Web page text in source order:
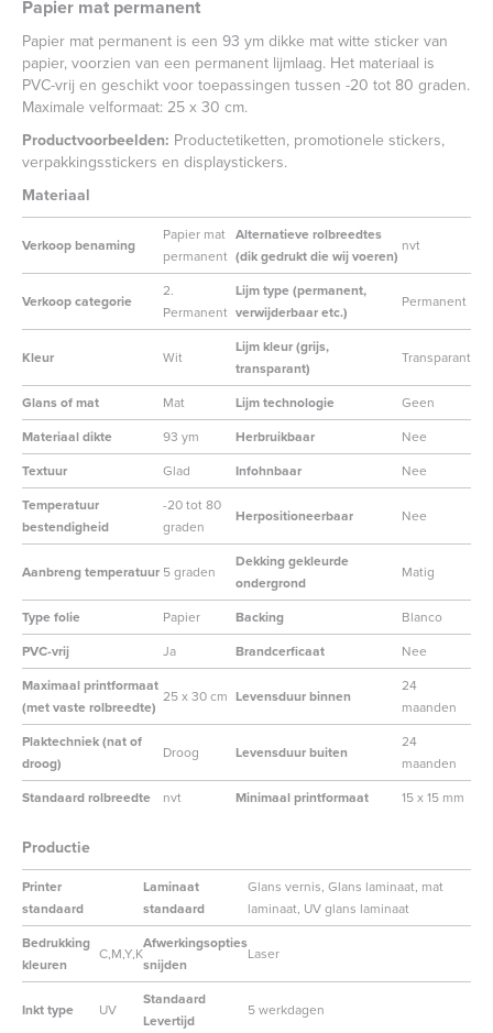
Papier mat permanent
Papier mat permanent is een 93 ym dikke mat witte sticker van
papier, voorzien van een permanent lijmlaag. Het materiaal is
PVC-vrij en geschikt voor toepassingen tussen -20 tot 80 graden.
Maximale velformaat: 25 x 30 cm.
Productvoorbeelden: Productetiketten, promotionele stickers,
verpakkingsstickers en displaystickers.
Materiaal
Verkoop benaming
Papier mat
permanent
Alternatieve rolbreedtes
(dik gedrukt die wij voeren)
nvt
Verkoop categorie
2.
Permanent
Lijm type (permanent,
verwijderbaar etc.)
Permanent
Kleur Wit
Lijm kleur (grijs,
transparant)
Transparant
Glans of mat Mat Lijm technologie
Geen
Materiaal dikte
93 ym Herbruikbaar
Nee
Textuur
Glad Infohnbaar
Nee
Temperatuur
bestendigheid
-20 tot 80
graden
Herpositioneerbaar Nee
Aanbreng temperatuur 5 graden
Dekking gekleurde
ondergrond
Matig
Type folie Papier Backing
Blanco
PVC-vrij
Ja Brandcerficaat
Nee
Maximaal printformaat
(met vaste rolbreedte)
25 x 30 cm Levensduur binnen
24
maanden
Plaktechniek (nat of
droog)
Droog Levensduur buiten
24
maanden
Standaard rolbreedte
nvt Minimaal printformaat 15 x 15 mm
Productie
Printer
standaard
Laminaat
standaard
Glans vernis, Glans laminaat, mat
laminaat, UV glans laminaat
Bedrukking
kleuren
C,M,Y,K
Afwerkingsopties
snijden
Laser
Inkt type UV
Standaard
Levertijd
5 werkdagen